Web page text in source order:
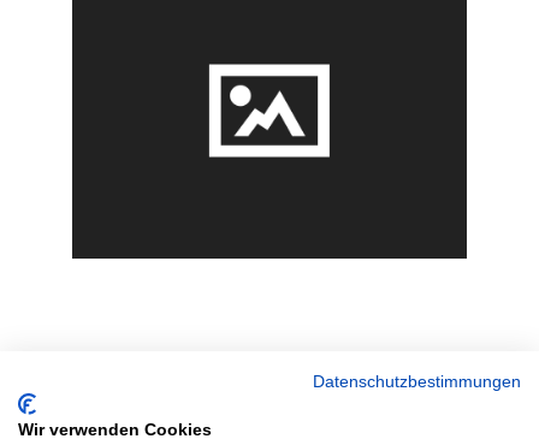
Datenschutzbestimmungen
Wir verwenden Cookies